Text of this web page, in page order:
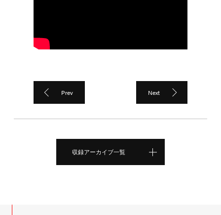
Prev Next
収録アーカイブ一覧